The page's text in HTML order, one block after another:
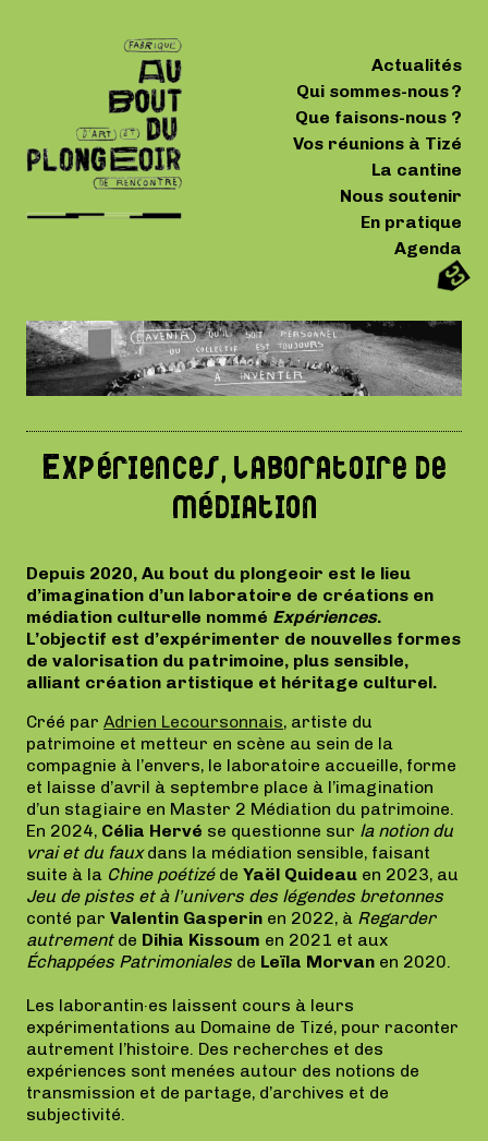
Actualités
Qui sommes-nous ?
Que faisons-nous ?
Vos réunions à Tizé
La cantine
Nous soutenir
En pratique
Agenda
Expériences, laboratoire de
médiation
Depuis 2020, Au bout du plongeoir est le lieu
d’imagination d’un laboratoire de créations en
médiation culturelle nommé Expériences.
L’objectif est d’expérimenter de nouvelles formes
de valorisation du patrimoine, plus sensible,
alliant création artistique et héritage culturel.
Créé par Adrien Lecoursonnais, artiste du
patrimoine et metteur en scène au sein de la
compagnie à l’envers, le laboratoire accueille, forme
et laisse d’avril à septembre place à l’imagination
d’un stagiaire en Master 2 Médiation du patrimoine.
En 2024, Célia Hervé se questionne sur la notion du
vrai et du fauxdans la médiation sensible, faisant
suite à la Chine poétizéde Yaël Quideau en 2023, au
Jeu de pistes et à l’univers des légendes bretonnes
conté par Valentin Gasperin en 2022, à Regarder
autrementde Dihia Kissoum en 2021 et aux
Échappées Patrimoniales de Leïla Morvan en 2020.
Les laborantin·es laissent cours à leurs
expérimentations au Domaine de Tizé, pour raconter
autrement l’histoire. Des recherches et des
expériences sont menées autour des notions de
transmission et de partage, d’archives et de
subjectivité.